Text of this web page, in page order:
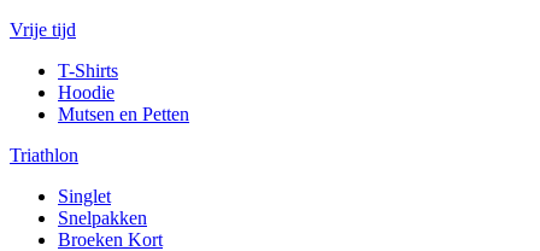
Vrije tijd
T-Shirts
Hoodie
Mutsen en Petten
Triathlon
Singlet
Snelpakken
Broeken Kort